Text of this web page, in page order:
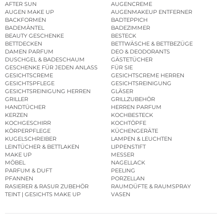
AFTER SUN
AUGENCREME
AUGEN MAKE UP
AUGENMAKEUP ENTFERNER
BACKFORMEN
BADTEPPICH
BADEMÄNTEL
BADEZIMMER
BEAUTY GESCHENKE
BESTECK
BETTDECKEN
BETTWÄSCHE & BETTBEZÜGE
DAMEN PARFUM
DEO & DEODORANTS
DUSCHGEL & BADESCHAUM
GÄSTETÜCHER
GESCHENKE FÜR JEDEN ANLASS
FÜR SIE
GESICHTSCREME
GESICHTSCREME HERREN
GESICHTSPFLEGE
GESICHTSREINIGUNG
GESICHTSREINIGUNG HERREN
GLÄSER
GRILLER
GRILLZUBEHÖR
HANDTÜCHER
HERREN PARFUM
KERZEN
KOCHBESTECK
KOCHGESCHIRR
KOCHTÖPFE
KÖRPERPFLEGE
KÜCHENGERÄTE
KUGELSCHREIBER
LAMPEN & LEUCHTEN
LEINTÜCHER & BETTLAKEN
LIPPENSTIFT
MAKE UP
MESSER
MÖBEL
NAGELLACK
PARFUM & DUFT
PEELING
PFANNEN
PORZELLAN
RASIERER & RASUR ZUBEHÖR
RAUMDÜFTE & RAUMSPRAY
TEINT | GESICHTS MAKE UP
VASEN